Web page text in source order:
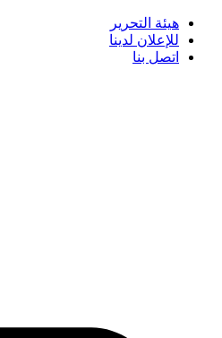
هيئة التحرير
للإعلان لدينا
اتصل بنا